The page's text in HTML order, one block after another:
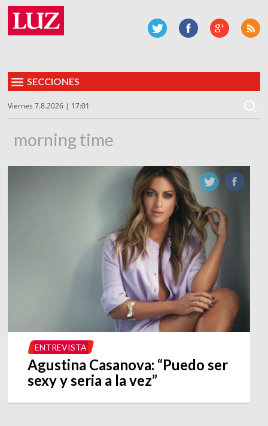
SECCIONES
Viernes 7.8.2026 | 17:01
morning time
ENTREVISTA
Agustina Casanova: “Puedo ser
sexy y seria a la vez”